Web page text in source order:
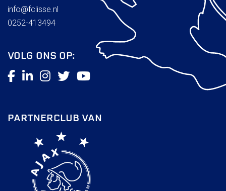
info@fclisse.nl
0252-413494
VOLG ONS OP:
PARTNERCLUB VAN